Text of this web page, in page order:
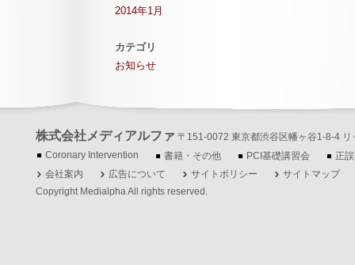
2014年1月
カテゴリ
お知らせ
株式会社メディアルファ 〒151-0072 東京都渋谷区幡ヶ谷1-8-4
Coronary Intervention
書籍・その他 PCI基礎講習会
正
会社案内
広告について サイトポリシー
サイトマップ
Copyright Medialpha All rights reserved.